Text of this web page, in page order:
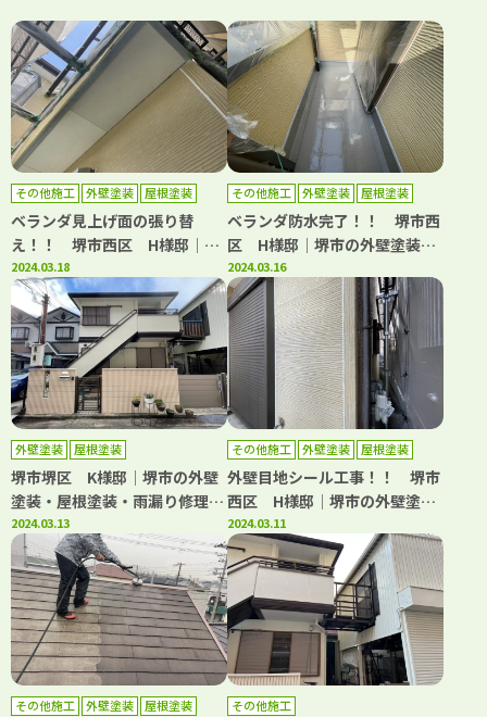
その他施工 外壁塗装
屋根塗装
防水工事
ベランダ見上げ面の張り替
え！！ 堺市西区 H様邸│堺
市の外壁塗装・屋根塗装・雨漏
り修理専門店 千成工務店
2024.03.18
その他施工 外壁塗装
屋根塗装
防水工事
ベランダ防水完了！！ 堺市西
区 H様邸│堺市の外壁塗装・
屋根塗装・雨漏り修理専門店
千成工務店
2024.03.16
外壁塗装 屋根塗装
堺市堺区 K様邸│堺市の外壁
塗装・屋根塗装・雨漏り修理専
門店 千成工務店
2024.03.13
その他施工 外壁塗装
屋根塗装
防水工事
外壁目地シール工事！！ 堺市
西区 H様邸│堺市の外壁塗
装・屋根塗装・雨漏り修理専門
店 千成工務店
2024.03.11
その他施工 外壁塗装
屋根塗装
その他施工